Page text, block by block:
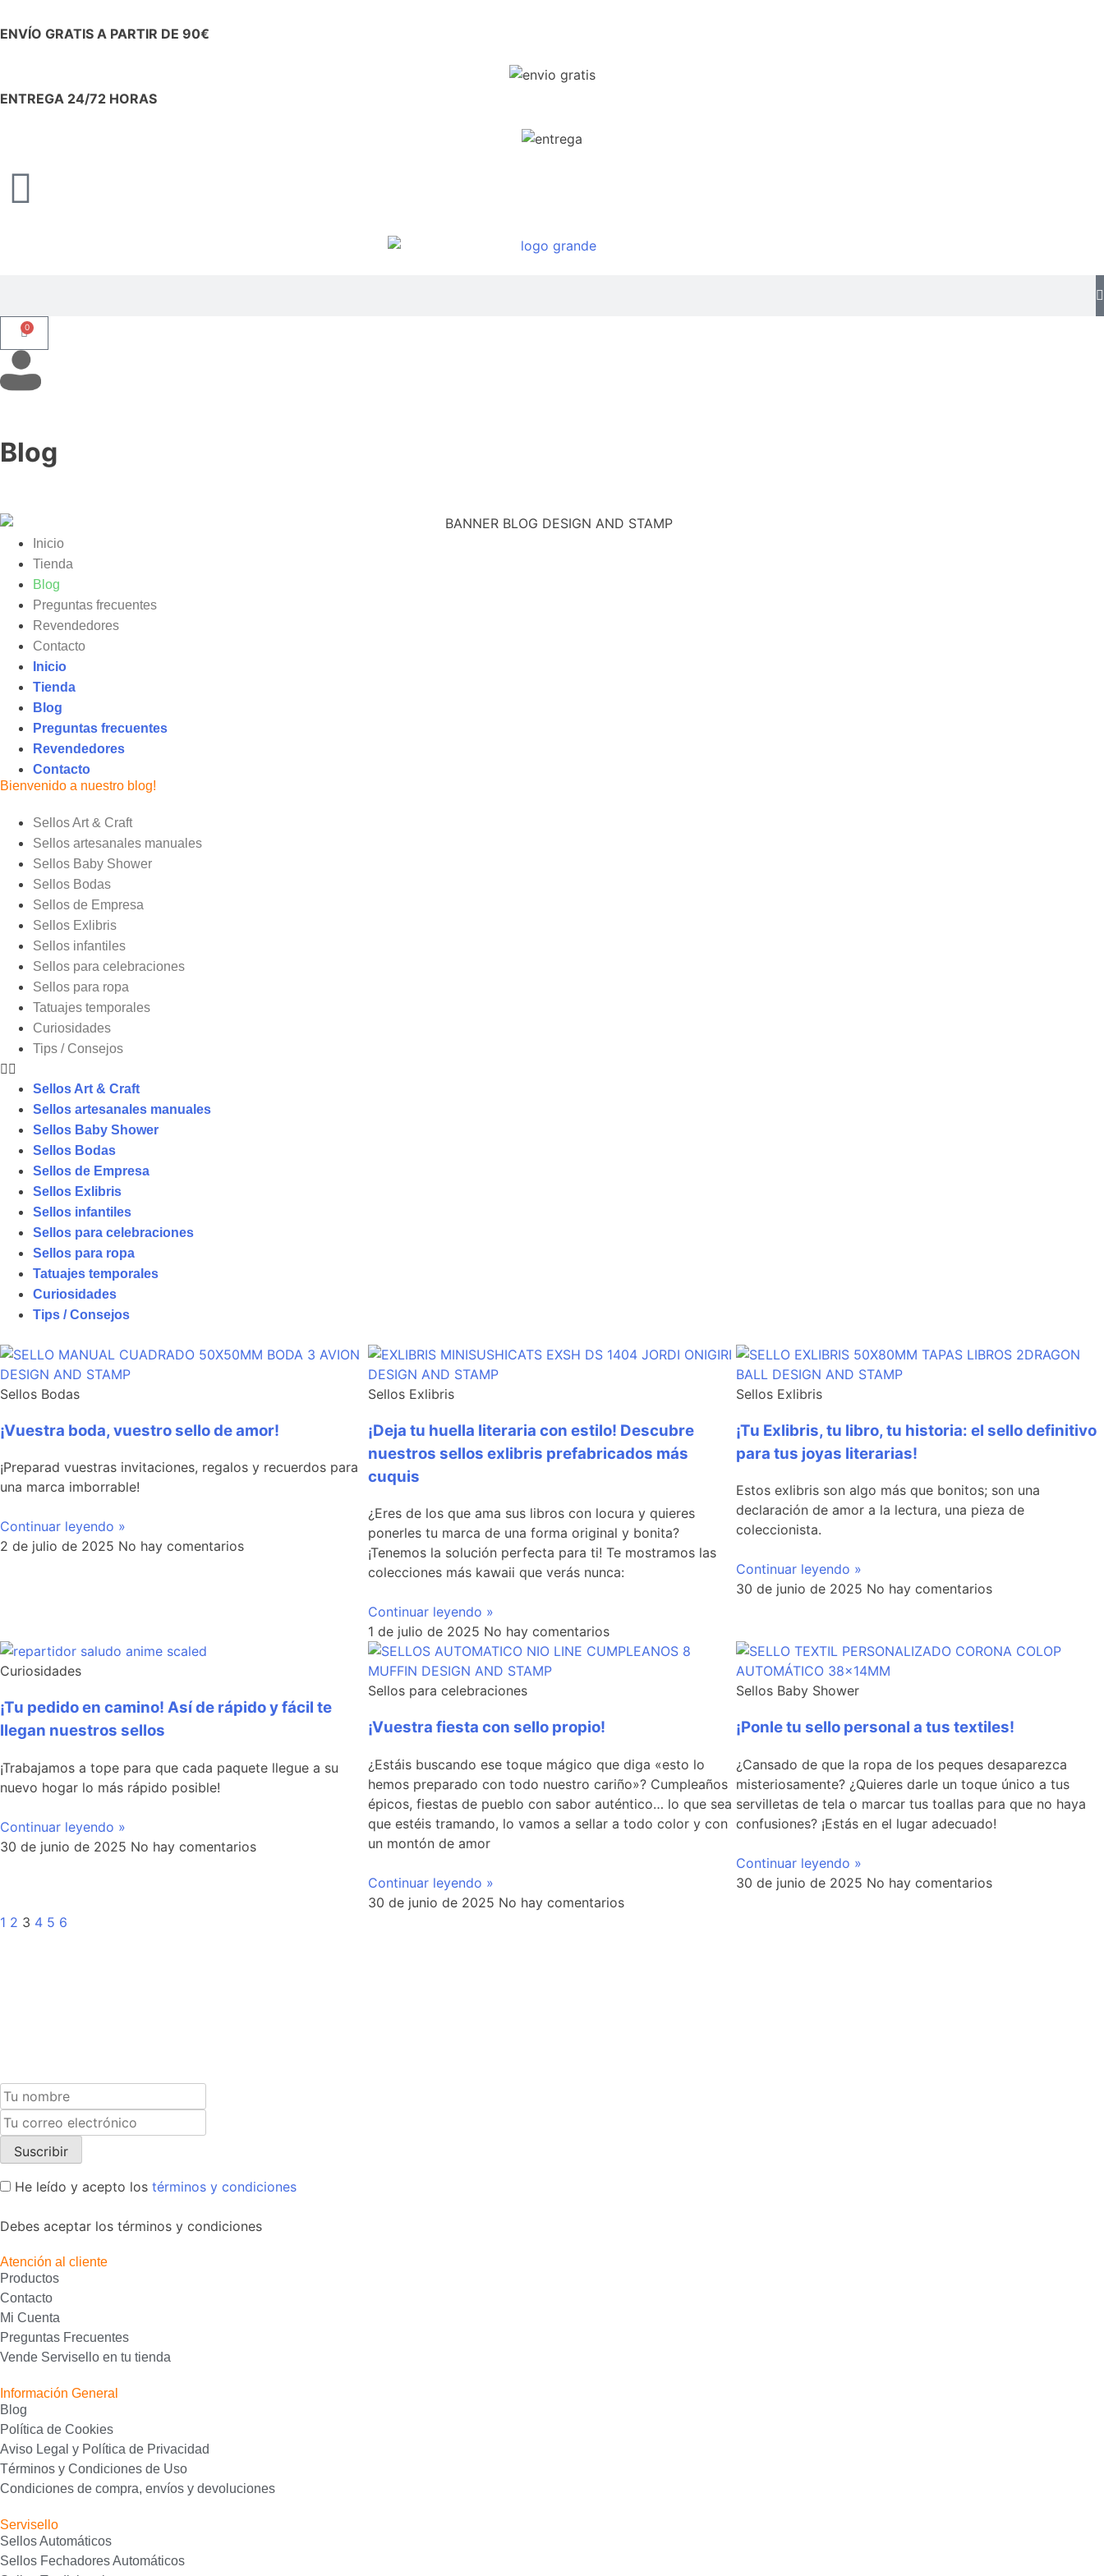
ENVÍO GRATIS A PARTIR DE 90€
ENTREGA 24/72 HORAS
0
Blog
Inicio
Tienda
Blog
Preguntas frecuentes
Revendedores
Contacto
Inicio
Tienda
Blog
Preguntas frecuentes
Revendedores
Contacto
Bienvenido a nuestro blog!
Sellos Art & Craft
Sellos artesanales manuales
Sellos Baby Shower
Sellos Bodas
Sellos de Empresa
Sellos Exlibris
Sellos infantiles
Sellos para celebraciones
Sellos para ropa
Tatuajes temporales
Curiosidades
Tips / Consejos
Sellos Art & Craft
Sellos artesanales manuales
Sellos Baby Shower
Sellos Bodas
Sellos de Empresa
Sellos Exlibris
Sellos infantiles
Sellos para celebraciones
Sellos para ropa
Tatuajes temporales
Curiosidades
Tips / Consejos
Sellos Bodas
¡Vuestra boda, vuestro sello de amor!
¡Preparad vuestras invitaciones, regalos y recuerdos para
una marca imborrable!
Continuar leyendo »
2 de julio de 2025 No hay comentarios
Sellos Exlibris
¡Deja tu huella literaria con estilo! Descubre
nuestros sellos exlibris prefabricados más
cuquis
¿Eres de los que ama sus libros con locura y quieres
ponerles tu marca de una forma original y bonita?
¡Tenemos la solución perfecta para ti! Te mostramos las
colecciones más kawaii que verás nunca:
Continuar leyendo »
1 de julio de 2025 No hay comentarios
Sellos Exlibris
¡Tu Exlibris, tu libro, tu historia: el sello definitivo
para tus joyas literarias!
Estos exlibris son algo más que bonitos; son una
declaración de amor a la lectura, una pieza de
coleccionista.
Continuar leyendo »
30 de junio de 2025 No hay comentarios
Curiosidades
¡Tu pedido en camino! Así de rápido y fácil te
llegan nuestros sellos
¡Trabajamos a tope para que cada paquete llegue a su
nuevo hogar lo más rápido posible!
Continuar leyendo »
30 de junio de 2025 No hay comentarios
Sellos para celebraciones
¡Vuestra fiesta con sello propio!
¿Estáis buscando ese toque mágico que diga «esto lo
hemos preparado con todo nuestro cariño»? Cumpleaños
épicos, fiestas de pueblo con sabor auténtico… lo que sea
que estéis tramando, lo vamos a sellar a todo color y con
un montón de amor
Continuar leyendo »
30 de junio de 2025 No hay comentarios
Sellos Baby Shower
¡Ponle tu sello personal a tus textiles!
¿Cansado de que la ropa de los peques desaparezca
misteriosamente? ¿Quieres darle un toque único a tus
servilletas de tela o marcar tus toallas para que no haya
confusiones? ¡Estás en el lugar adecuado!
Continuar leyendo »
30 de junio de 2025 No hay comentarios
1 2 3 4 5 6
He leído y acepto los términos y condiciones
Debes aceptar los términos y condiciones
Atención al cliente
Productos
Contacto
Mi Cuenta
Preguntas Frecuentes
Vende Servisello en tu tienda
Información General
Blog
Política de Cookies
Aviso Legal y Política de Privacidad
Términos y Condiciones de Uso
Condiciones de compra, envíos y devoluciones
Servisello
Sellos Automáticos
Sellos Fechadores Automáticos